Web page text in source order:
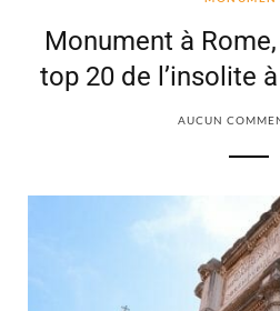
Monument à
top 20 de l’insolite
AUCUN